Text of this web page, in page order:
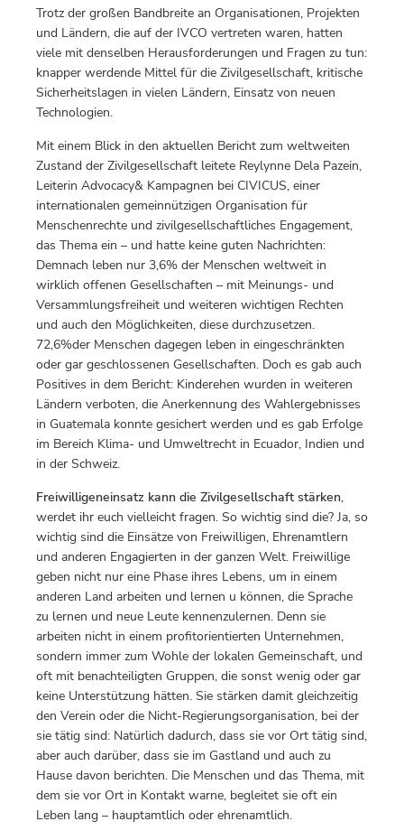
Trotz der großen Bandbreite an Organisationen, Projekten
und Ländern, die auf der IVCO vertreten waren, hatten
viele mit denselben Herausforderungen und Fragen zu tun:
knapper werdende Mittel für die Zivilgesellschaft, kritische
Sicherheitslagen in vielen Ländern, Einsatz von neuen
Technologien.
Mit einem Blick in den aktuellen Bericht zum weltweiten
Zustand der Zivilgesellschaft leitete Reylynne Dela Pazein,
Leiterin Advocacy& Kampagnen bei CIVICUS, einer
internationalen gemeinnützigen Organisation für
Menschenrechte und zivilgesellschaftliches Engagement,
das Thema ein – und hatte keine guten Nachrichten:
Demnach leben nur 3,6% der Menschen weltweit in
wirklich offenen Gesellschaften – mit Meinungs- und
Versammlungsfreiheit und weiteren wichtigen Rechten
und auch den Möglichkeiten, diese durchzusetzen.
72,6%der Menschen dagegen leben in eingeschränkten
oder gar geschlossenen Gesellschaften. Doch es gab auch
Positives in dem Bericht: Kinderehen wurden in weiteren
Ländern verboten, die Anerkennung des Wahlergebnisses
in Guatemala konnte gesichert werden und es gab Erfolge
im Bereich Klima- und Umweltrecht in Ecuador, Indien und
in der Schweiz.
Freiwilligeneinsatz kann die Zivilgesellschaft stärken,
werdet ihr euch vielleicht fragen. So wichtig sind die? Ja, so
wichtig sind die Einsätze von Freiwilligen, Ehrenamtlern
und anderen Engagierten in der ganzen Welt. Freiwillige
geben nicht nur eine Phase ihres Lebens, um in einem
anderen Land arbeiten und lernen u können, die Sprache
zu lernen und neue Leute kennenzulernen. Denn sie
arbeiten nicht in einem profitorientierten Unternehmen,
sondern immer zum Wohle der lokalen Gemeinschaft, und
oft mit benachteiligten Gruppen, die sonst wenig oder gar
keine Unterstützung hätten. Sie stärken damit gleichzeitig
den Verein oder die Nicht-Regierungsorganisation, bei der
sie tätig sind: Natürlich dadurch, dass sie vor Ort tätig sind,
aber auch darüber, dass sie im Gastland und auch zu
Hause davon berichten. Die Menschen und das Thema, mit
dem sie vor Ort in Kontakt warne, begleitet sie oft ein
Leben lang – hauptamtlich oder ehrenamtlich.